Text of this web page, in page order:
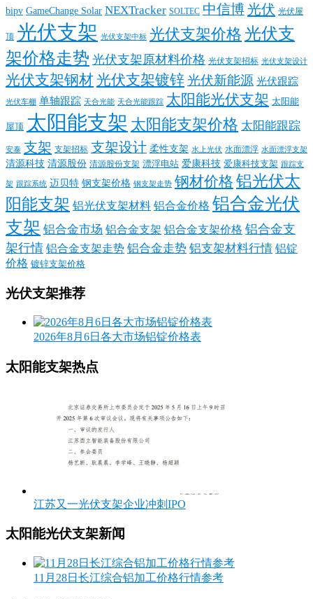
bipv GameChange Solar NEXTracker SOLTEC 中信博光伏 光伏屋
顶 光伏支架 光伏支架中标 光伏支架价格 光伏支
架价格走势 光伏支架原材料价格 光伏支架招标 光伏支架设计
光伏支架钢材光伏支架镀锌光伏新能源 光伏跟踪
光伏车棚 单轴跟踪 天合光能 天合光能跟踪 太阳能光伏支架 太阳能
屋顶 太阳能支架 太阳能支架价格 太阳能跟踪
安泰 支架 支架招标 支架设计 柔性支架 水上光伏 水面漂浮 水面漂浮支架
清源科技 清源股份 清源股份支架 漂浮电站 爱康科技 爱康科技支架 跟踪支
架 跟踪系统 迈贝特 钢支架价格 钢支架走势 钢材价格 铝光伏太
阳能支架 铝光伏支架材料 铝合金价格 铝合金光伏
支架 铝合金市场 铝合金支架 铝合金支架价格 铝合金支
架行情 铝合金支架走势 铝合金走势 铝支架材料行情 铝锭
价格 镀锌支架价格
光伏支架推荐
2026年8月6日各大市场铝锭价格表
太阳能支架热点
江苏又一光伏支架企业冲刺IPO
太阳能光伏支架新闻
11月28日长江综合铝加工价格行情参考